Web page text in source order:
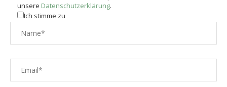
unsere Datenschutzerklärung.
Ich stimme zu